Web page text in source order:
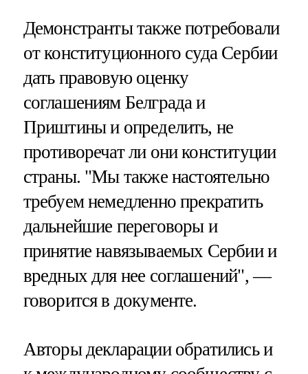
Демонстранты также потребовали
от конституционного суда Сербии
дать правовую оценку
соглашениям Белграда и
Приштины и определить, не
противоречат ли они конституции
страны. "Мы также настоятельно
требуем немедленно прекратить
дальнейшие переговоры и
принятие навязываемых Сербии и
вредных для нее соглашений", —
говорится в документе.
Авторы декларации обратились и